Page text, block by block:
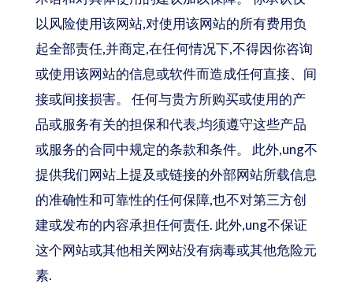
以风险使用该网站,对使用该网站的所有费用负
起全部责任,并商定,在任何情况下,不得因你咨询
或使用该网站的信息或软件而造成任何直接、间
接或间接损害。 任何与贵方所购买或使用的产
品或服务有关的担保和代表,均须遵守这些产品
或服务的合同中规定的条款和条件。 此外,ung不
提供我们网站上提及或链接的外部网站所载信息
的准确性和可靠性的任何保障,也不对第三方创
建或发布的内容承担任何责任. 此外,ung不保证
这个网站或其他相关网站没有病毒或其他危险元
素.